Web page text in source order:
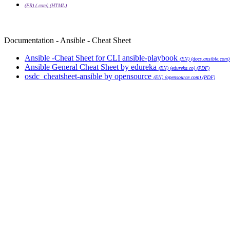
(FR) (.com) (HTML)
Documentation - Ansible - Cheat Sheet
Ansible -Cheat Sheet for CLI ansible-playbook (EN)
Ansible General Cheat Sheet by edureka (EN) (edureka.co) (PDF)
osdc_cheatsheet-ansible by opensource (EN) (opensource.com) (PDF)